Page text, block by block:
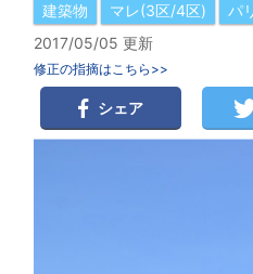
建築物 マレ(3区/4区)
パ
2017/05/05 更新
修正の指摘はこちら>>
シェア